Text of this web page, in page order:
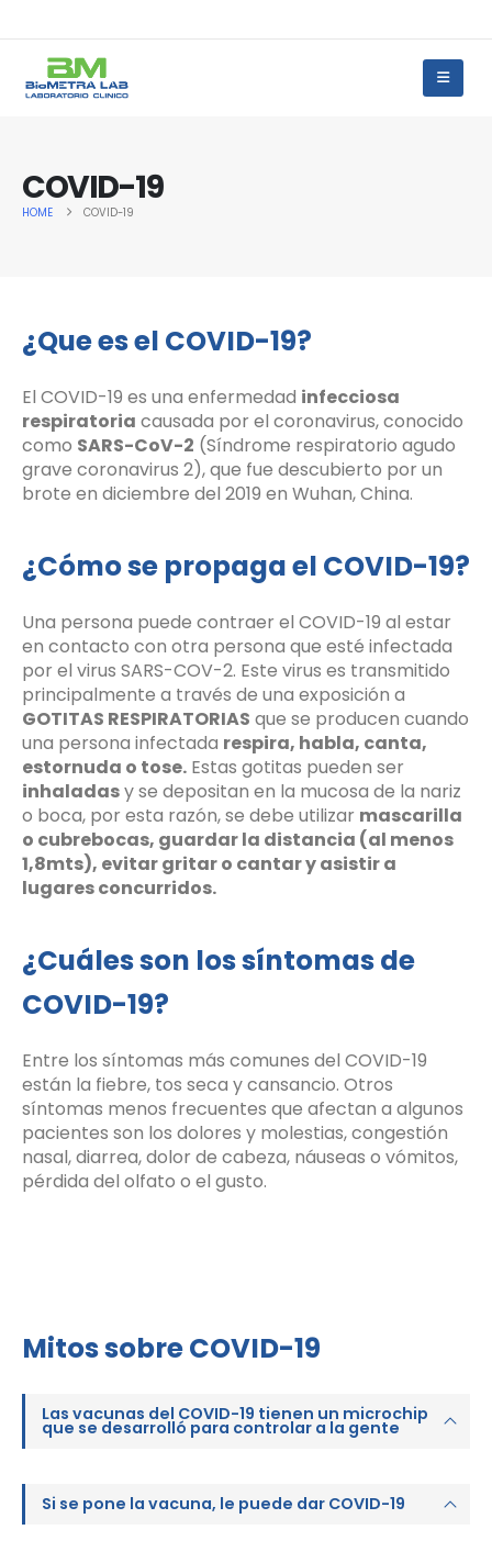
COVID-19
HOME COVID-19
¿Que es el COVID-19?
El COVID-19 es una enfermedad infecciosa
respiratoria causada por el coronavirus, conocido
como SARS-CoV-2 (Síndrome respiratorio agudo
grave coronavirus 2), que fue descubierto por un
brote en diciembre del 2019 en Wuhan, China.
¿Cómo se propaga el COVID-19?
Una persona puede contraer el COVID-19 al estar
en contacto con otra persona que esté infectada
por el virus SARS-COV-2. Este virus es transmitido
principalmente a través de una exposición a
GOTITAS RESPIRATORIAS que se producen cuando
una persona infectada respira, habla, canta,
estornuda o tose. Estas gotitas pueden ser
inhaladasy se depositan en la mucosa de la nariz
o boca, por esta razón, se debe utilizar mascarilla
o cubrebocas, guardar la distancia (al menos
1,8mts), evitar gritar o cantar y asistir a
lugares concurridos.
¿Cuáles son los síntomas de
COVID-19?
Entre los síntomas más comunes del COVID-19
están la fiebre, tos seca y cansancio. Otros
síntomas menos frecuentes que afectan a algunos
pacientes son los dolores y molestias, congestión
nasal, diarrea, dolor de cabeza, náuseas o vómitos,
pérdida del olfato o el gusto.
Mitos sobre COVID-19
Las vacunas del COVID-19 tienen un microchip
que se desarrolló para controlar a la gente
Si se pone la vacuna, le puede dar COVID-19